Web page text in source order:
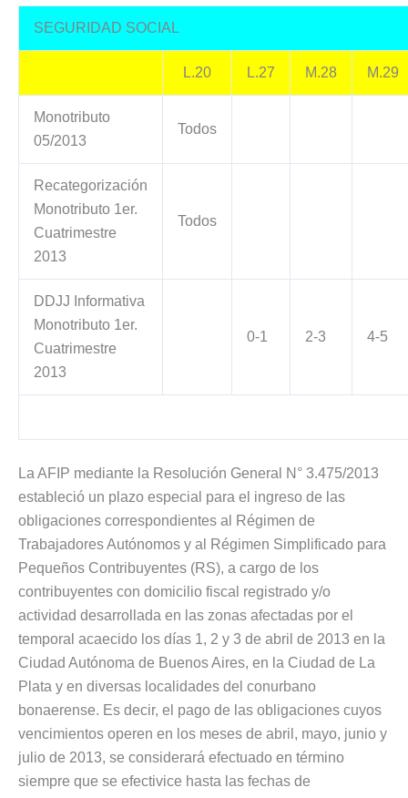
SEGURIDAD SOCIAL
L.20 L.27 M.28 M.29
Monotributo
05/2013
Todos
Recategorización
Monotributo 1er.
Cuatrimestre
2013
Todos
DDJJ Informativa
Monotributo 1er.
Cuatrimestre
2013
0-1 2-3 4-5
La AFIP mediante la Resolución General N° 3.475/2013
estableció un plazo especial para el ingreso de las
obligaciones correspondientes al Régimen de
Trabajadores Autónomos y al Régimen Simplificado para
Pequeños Contribuyentes (RS), a cargo de los
contribuyentes con domicilio fiscal registrado y/o
actividad desarrollada en las zonas afectadas por el
temporal acaecido los días 1, 2 y 3 de abril de 2013 en la
Ciudad Autónoma de Buenos Aires, en la Ciudad de La
Plata y en diversas localidades del conurbano
bonaerense. Es decir, el pago de las obligaciones cuyos
vencimientos operen en los meses de abril, mayo, junio y
julio de 2013, se considerará efectuado en término
siempre que se efectivice hasta las fechas de